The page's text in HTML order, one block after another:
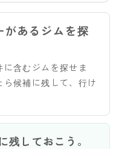
があるジムを探
含むジムを探せま
候補に残して、行け
残しておこう。